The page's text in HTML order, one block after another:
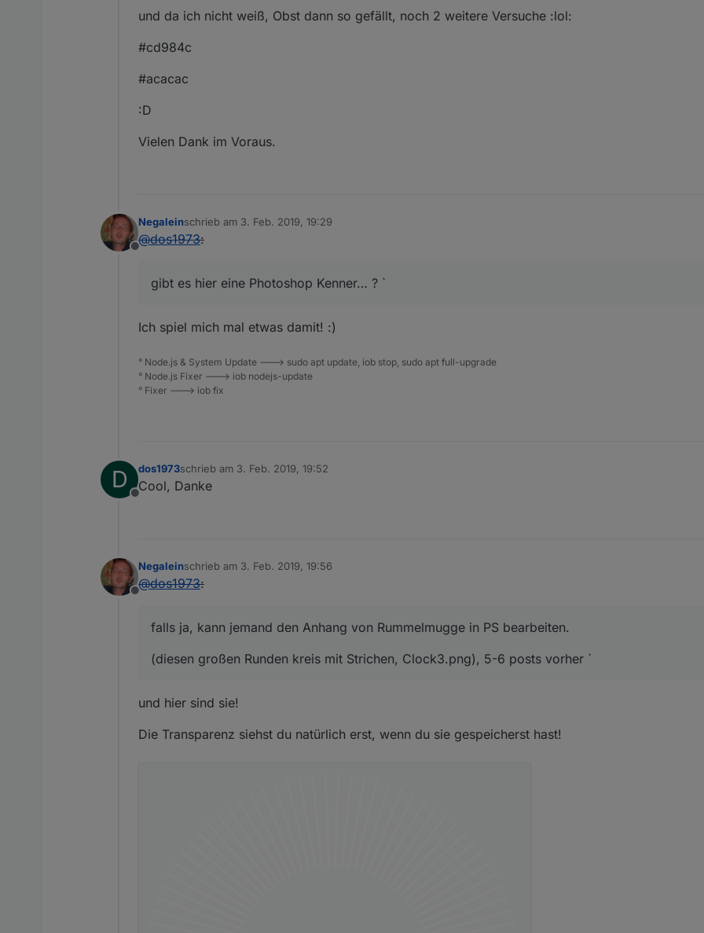
und da ich nicht weiß, Obst dann so gefällt, noch 2 weitere Versuche :lol:
#cd984c
#acacac
:D
Vielen Dank im Voraus.
Offline
Negaleinschrieb am 3. Feb. 2019, 19:29
zuletzt editiert von
@dos1973:
gibt es hier eine Photoshop Kenner… ? `
Ich spiel mich mal etwas damit! :)
° Node.js & System Update ---> sudo apt update, iob stop, sudo apt full-upgrade
° Node.js Fixer ---> iob nodejs-update
° Fixer ---> iob fix
D
Offline
dos1973schrieb am 3. Feb. 2019, 19:52
zuletzt editiert von
Cool, Danke
Offline
Negaleinschrieb am 3. Feb. 2019, 19:56
zuletzt editiert von
@dos1973:
falls ja, kann jemand den Anhang von Rummelmugge in PS bearbeiten.
(diesen großen Runden kreis mit Strichen, Clock3.png), 5-6 posts vorher `
und hier sind sie!
Die Transparenz siehst du natürlich erst, wenn du sie gespeicherst hast!